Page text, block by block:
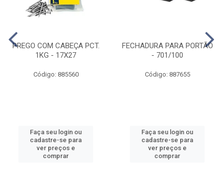
PREGO COM CABEÇA PCT.
1KG - 17X27
Código: 885560
Faça seu login ou
cadastre-se para
ver preços e
comprar
FECHADURA PARA PORTÃO
- 701/100
Código: 887655
Faça seu login ou
cadastre-se para
ver preços e
comprar